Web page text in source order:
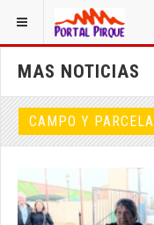
MAS NOTICIAS
CAMPO Y PARCELA